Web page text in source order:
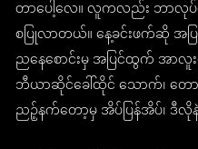
တာပေါ့လေ။ လူကလည်း ဘာလုပ်ရ
စပြုလာတယ်။ နေ့ခင်းဖက်ဆို အ
ညနေစောင်းမှ အပြင်ထွက် အာ
ဘီယာဆိုင်ခေါ်ထိုင် သောက်၊ တော
ညဉ့်နက်တော့မှ အိပ်ပြန်အိပ်၊ ဒီ